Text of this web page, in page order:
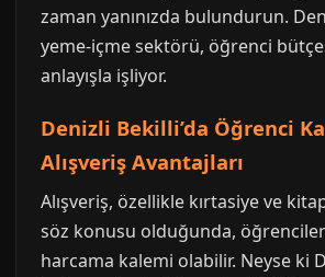
zaman yanınızda bulundurun.
yeme-içme sektörü, öğrenci
anlayışla işliyor.
Denizli Bekilli’da Öğrenci
Alışveriş Avantajları
Alışveriş, özellikle kırtasiye ve
söz konusu olduğunda,
harcama kalemi olabilir. Neyse ki